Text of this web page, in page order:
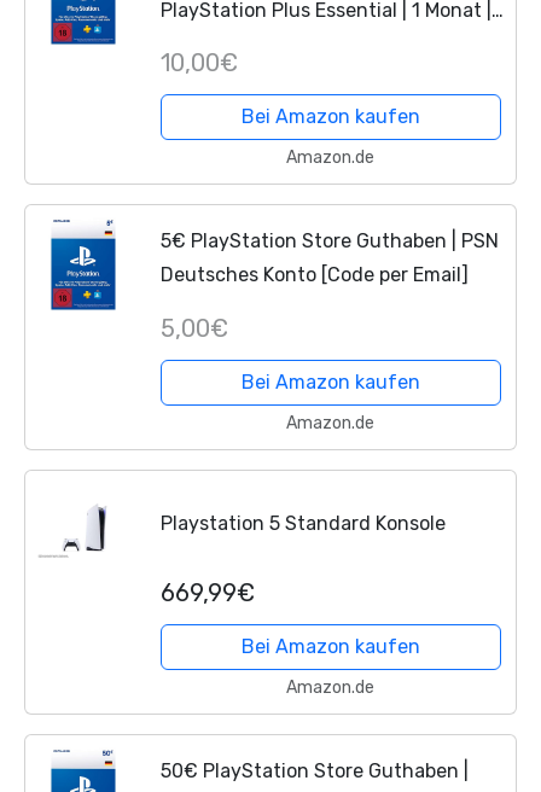
PlayStation Plus Essential | 1 Monat |
PSN deutsches Konto
10,00€
Bei Amazon kaufen
Amazon.de
5€ PlayStation Store Guthaben | PSN
Deutsches Konto [Code per Email]
5,00€
Bei Amazon kaufen
Amazon.de
Playstation 5 Standard Konsole
669,99€
Bei Amazon kaufen
Amazon.de
50€ PlayStation Store Guthaben |